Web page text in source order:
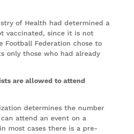
of Health had determined a
vaccinated, since it is not
Football Federation chose to
only those who had already
are allowed to attend
determines the number
attend an event on a
most cases there is a pre-